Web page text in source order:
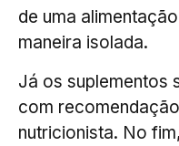
de uma
maneira isolada.
Já os suplementos
com
nutricionista. No